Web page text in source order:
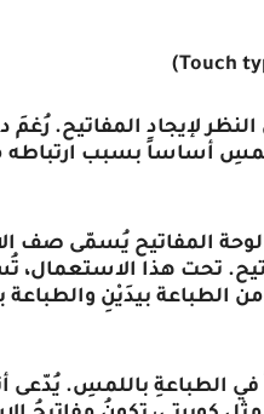
لإيجاد المفاتيح. رُغمَ
أساساً بسبب
المفاتيح يُسمّى صف
تحت هذا الاستعمال،
الطباعة بيدَيْنِ
الطباعةِ باللمسِ. يُدّعى